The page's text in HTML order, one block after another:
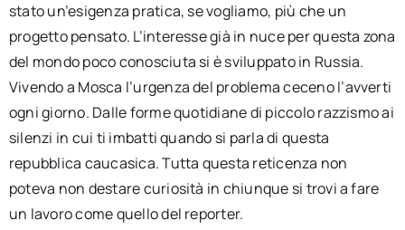
stato un’esigenza pratica, se vogliamo, più che un
progetto pensato. L’interesse già in nuce per questa zona
del mondo poco conosciuta si è sviluppato in Russia.
Vivendo a Mosca l’urgenza del problema ceceno l’avverti
ogni giorno. Dalle forme quotidiane di piccolo razzismo ai
silenzi in cui ti imbatti quando si parla di questa
repubblica caucasica. Tutta questa reticenza non
poteva non destare curiosità in chiunque si trovi a fare
un lavoro come quello del reporter.